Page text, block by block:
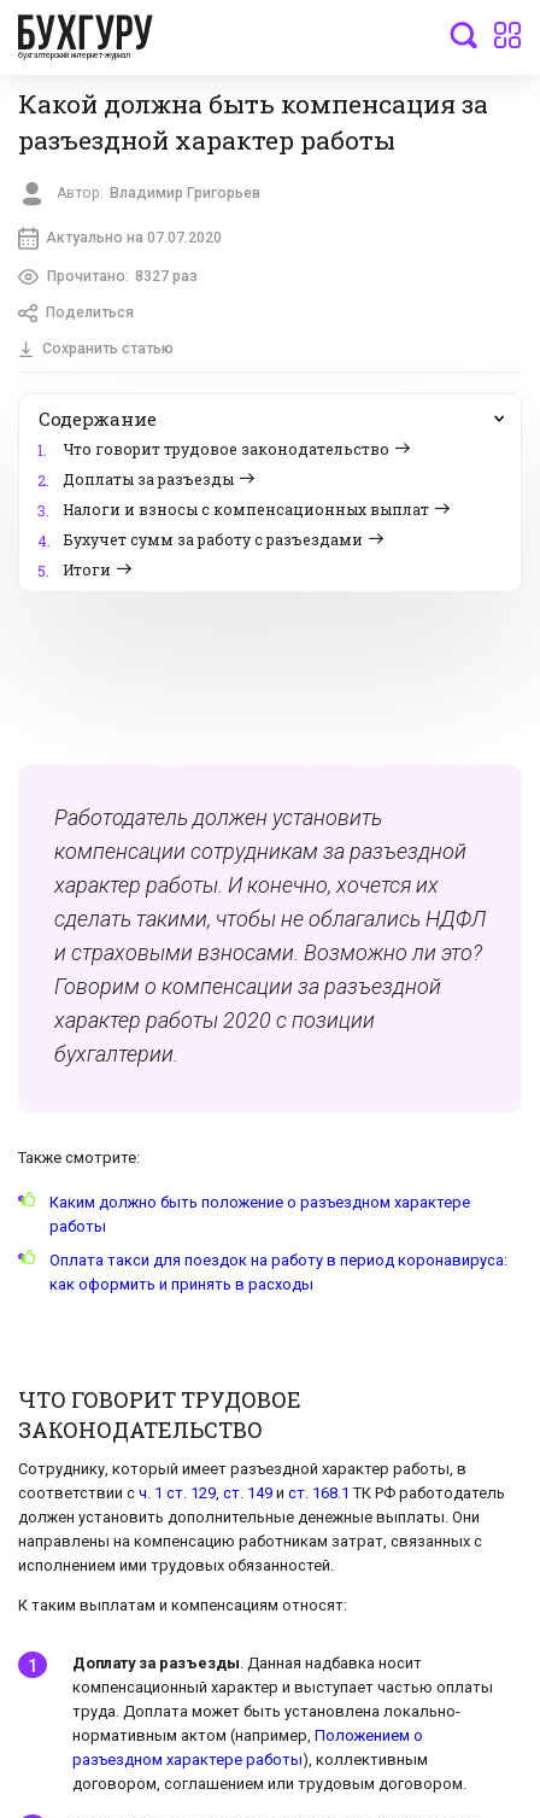
бухгалтерский интернет-журнал
Какой должна быть компенсация за
разъездной характер работы
Автор: Владимир Григорьев
Актуально на 07.07.2020
Прочитано: 8327 раз
Поделиться
Сохранить статью
Содержание
1.
Что говорит трудовое законодательство
2.
Доплаты за разъезды
3.
Налоги и взносы с компенсационных выплат
4.
Бухучет сумм за работу с разъездами
5.
Итоги
Работодатель должен установить
компенсации сотрудникам за разъездной
характер работы. И конечно, хочется их
сделать такими, чтобы не облагались НДФЛ
и страховыми взносами. Возможно ли это?
Говорим о компенсации за разъездной
характер работы 2020 с позиции
бухгалтерии.
Также смотрите:
Каким должно быть положение о разъездном характере
работы
Оплата такси для поездок на работу в период коронавируса:
как оформить и принять в расходы
ЧТО ГОВОРИТ ТРУДОВОЕ
ЗАКОНОДАТЕЛЬСТВО
Сотруднику, который имеет разъездной характер работы, в
соответствии с ч. 1 ст. 129, ст. 149 и ст. 168.1 ТК РФ работодатель
должен установить дополнительные денежные выплаты. Они
направлены на компенсацию работникам затрат, связанных с
исполнением ими трудовых обязанностей.
К таким выплатам и компенсациям относят:
Доплату за разъезды. Данная надбавка носит
компенсационный характер и выступает частью оплаты
труда. Доплата может быть установлена локально-
нормативным актом (например, Положением о
разъездном характере работы), коллективным
договором, соглашением или трудовым договором.